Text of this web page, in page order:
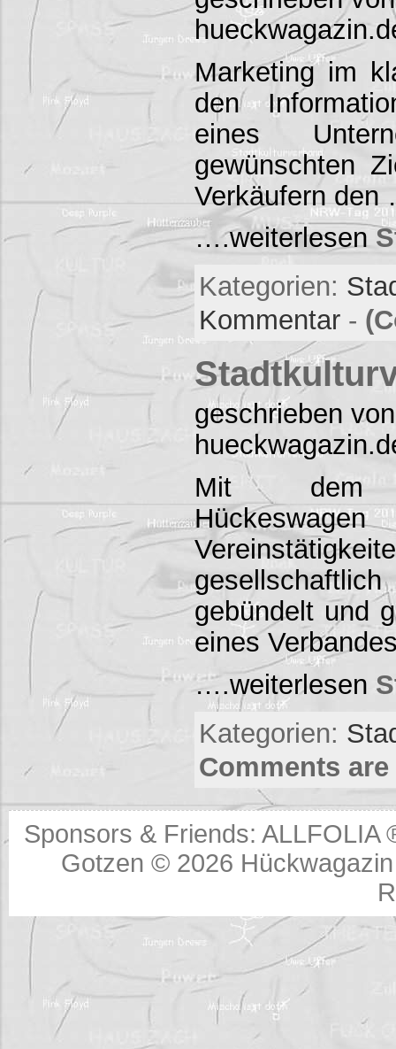
Marketing im
den
eines
gewünschten
Verkäufern
….weiterlesen
Kategorien:
Kommentar-
geschrieben
Mit dem
gebündelt und
eines
….weiterlesen
Kategorien:
Comments
Sponsors & Friends:ALLFOLIA
Gotzen © 2026